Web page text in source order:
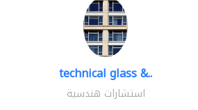
technical glass &..
استشارات هندسية